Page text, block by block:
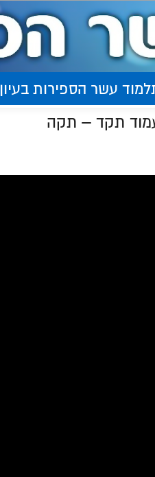
עשר הספירות בעיון